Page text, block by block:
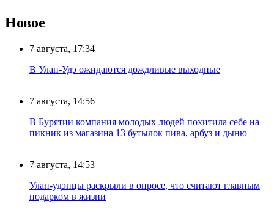
Новое
7 августа, 17:34
В Улан-Удэ ожидаются дождливые выходные
7 августа, 14:56
В Бурятии компания молодых людей похитила себе на
пикник из магазина 13 бутылок пива, арбуз и дыню
7 августа, 14:53
Улан-удэнцы раскрыли в опросе, что считают главным
подарком в жизни